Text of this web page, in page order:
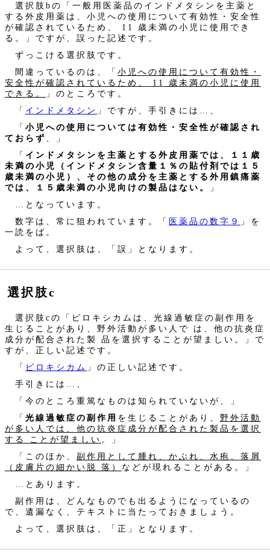
選択肢bの「一般用医薬品のインドメタシンを主薬と
する外皮用薬は、小児への使用について有効性・安全性
が確認されているため、 11 歳未満の小児に使用でき
る。」ですが、誤った記述です。
ずっこける選択肢です。
間違っているのは、「 小児への使用について有効性・
安全性が確認されているため、 11 歳未満の小児に使用
できる。
」のところです。
「 インドメタシン 」ですが、手引きには…、
「 小児への使用については有効性・安全性が確認され
ておらず 、」
「 インドメタシンを主薬とする外皮用薬では、１１歳
未満の小児（インドメタシン含量１％の貼付剤では１５
歳未満の小児）、その他の成分を主薬とする外用鎮痛薬
では、１５歳未満の小児向けの製品はない。
」
…となっています。
数字は、常に狙われています。「 医薬品の数字９
」を
一読をば。
よって、選択肢は、「誤」となります。
選択肢c
選択肢cの「ピロキシカムは、光線過敏症の副作用を
生じることがあり、野外活動が多い人で は、他の抗炎症
成分が配合された製 品を選択することが望ましい。」で
すが、正しい記述です。
「 ピロキシカム 」の正しい記述です。
手引きには…、
「今のところ重篤なものは知られていないが、」
「 光線過敏症の副作用 を生じることがあり、 野外活動
が多い人では、他の抗炎症成分が配合された製品を選択
する ことが望ましい 。」
「このほか、 副作用として腫れ、かぶれ、水疱、落屑
（皮膚片の細かい脱 落） などが現れることがある。」
…とあります。
副作用は、どんなものでも出るようになっているの
で、遺漏なく、テキストに当たっておきましょう。
よって、選択肢は、「正」となります。